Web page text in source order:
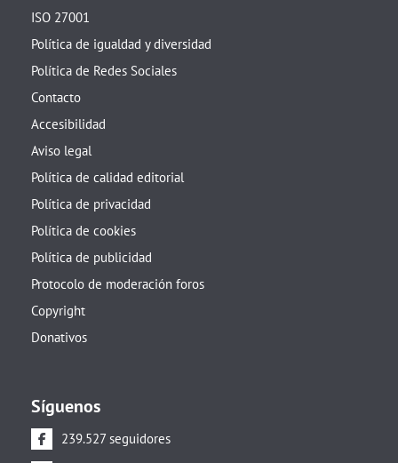
ISO 27001
Política de igualdad y diversidad
Política de Redes Sociales
Contacto
Accesibilidad
Aviso legal
Política de calidad editorial
Política de privacidad
Política de cookies
Política de publicidad
Protocolo de moderación foros
Copyright
Donativos
Síguenos
239.527 seguidores